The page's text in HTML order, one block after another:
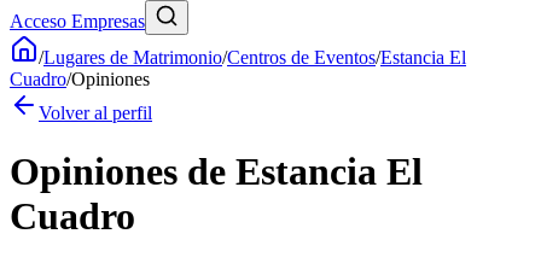
Acceso Empresas
/Lugares de Matrimonio/Centros de Eventos/Estancia El
Cuadro/Opiniones
Volver al perfil
Opiniones de Estancia El
Cuadro